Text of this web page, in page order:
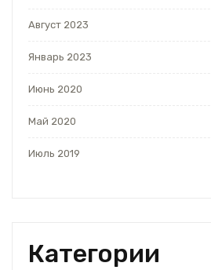
Август 2023
Январь 2023
Июнь 2020
Май 2020
Июль 2019
Категории